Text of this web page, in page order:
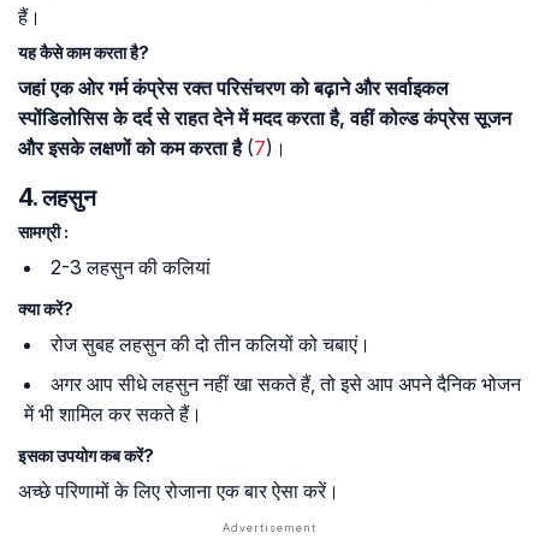
हैं।
यह कैसे काम करता है?
जहां एक ओर गर्म कंप्रेस रक्त परिसंचरण को बढ़ाने और सर्वाइकल
स्पोंडिलोसिस के दर्द से राहत देने में मदद करता है, वहीं कोल्ड कंप्रेस सूजन
और इसके लक्षणों को कम करता है(7)।
4. लहसुन
सामग्री :
2-3 लहसुन की कलियां
क्या करें?
रोज सुबह लहसुन की दो तीन कलियों को चबाएं।
अगर आप सीधे लहसुन नहीं खा सकते हैं, तो इसे आप अपने दैनिक भोजन
में भी शामिल कर सकते हैं।
इसका उपयोग कब करें?
अच्छे परिणामों के लिए रोजाना एक बार ऐसा करें।